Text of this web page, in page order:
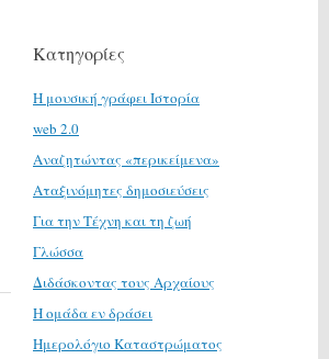
Κατηγορίες
H μουσική γράφει Ιστορία
web 2.0
Αναζητώντας «περικείμενα»
Αταξινόμητες δημοσιεύσεις
Για την Τέχνη και τη ζωή
Γλώσσα
Διδάσκοντας τους Αρχαίους
Η ομάδα εν δράσει
Ημερολόγιο Καταστρώματος